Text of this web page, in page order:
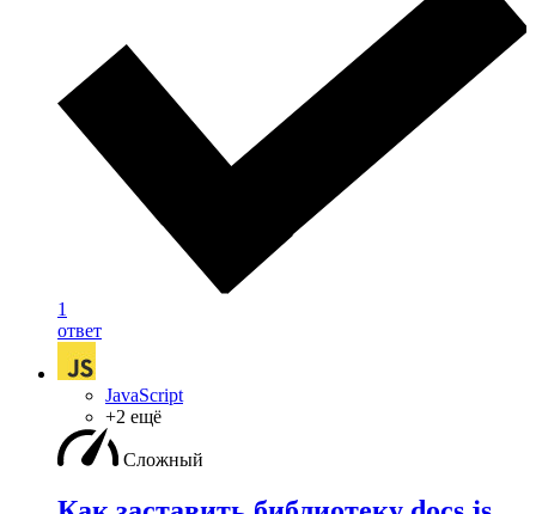
1
ответ
JavaScript
+2 ещё
Сложный